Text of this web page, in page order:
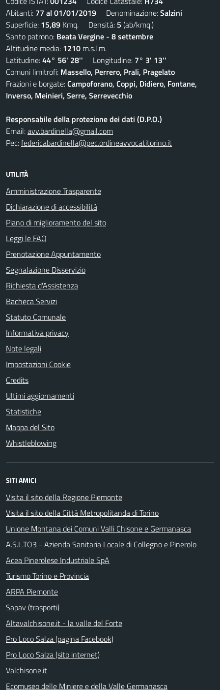
Abitanti: 77 al 01/01/2019 Denominazione:Salzini
Superficie: 15,89 Kmq. Densità: 5 (ab/kmq.)
Santo patrono: Beata Vergine - 8 settembre
Altitudine media: 1210 m.s.l.m.
Latitudine:44° 56' 28'' Longitudine: 7° 3' 13''
Comuni limitrofi: Massello, Perrero, Prali, Pragelato
Frazioni e borgate:Campoforano, Coppi, Didiero, Fontane,
Inverso, Meinieri, Serre, Serrevecchio
Responsabile della protezione dei dati (D.P.O.)
Email:avv.bardinella@gmail.com
Pec:federicabardinella@pec.ordineavvocatitorino.it
UTILITÀ
Amministrazione Trasparente
Dichiarazione di accessibilità
Piano di miglioramento del sito
Leggi le FAQ
Prenotazione Appuntamento
Segnalazione Disservizio
Richiesta d'Assistenza
Bacheca Servizi
Statuto Comunale
Informativa privacy
Note legali
Impostazioni Cookie
Credits
Ultimi aggiornamenti
Statistiche
Mappa del Sito
Whistleblowing
SITI AMICI
Visita il sito della Regione Piemonte
Visita il sito della Città Metropolitanda di Torino
Unione Montana dei Comuni Valli Chisone e Germanasca
A.S.L.TO3 - Azienda Sanitaria Locale di Collegno e Pinerolo
Acea Pinerolese Industriale SpA
Turismo Torino e Provincia
ARPA Piemonte
Sapav (trasporti)
Altavalchisone.it - la valle del Forte
Pro Loco Salza (pagina Facebook)
Pro Loco Salza (sito internet)
Valchisone.it
Ecomuseo delle Miniere e della Valle Germanasca